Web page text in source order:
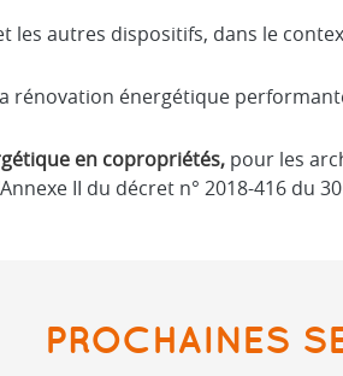
les autres dispositifs, dans le
rénovation énergétique
en copropriétés, pour les
II du décret n° 2018-416 du
PROCHAINES